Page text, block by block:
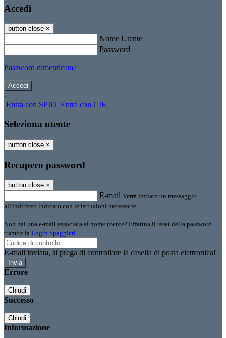
Accedi
button close ×
Nome Utente
Password
Password dimenticata?
-
Entra con SPID Entra con CIE
Seleziona utente
button close ×
Recupero password
button close ×
E-mail Verrà inviato un messaggio
all'indirizzo indicato con le istruzioni necessarie.
Non hai una e-mail associata al nome utente? Effettua il reset della password
tramite la Login Spaggiari
E-mail inviata, si prega di controllare la casella di posta elettronica!
Errore
Chiudi
Successo
Chiudi
Informazione